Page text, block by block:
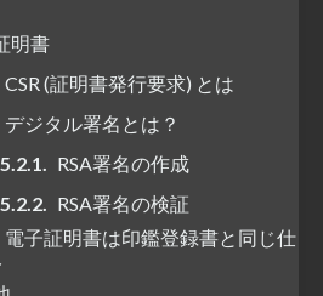
明書
CSR (証明書発行要求) とは
デジタル署名とは？
RSA署名の作成
RSA署名の検証
電子証明書は印鑑登録書と同じ仕